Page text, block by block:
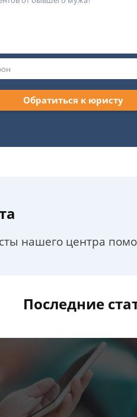
Обратиться к юристу
нашего центра
Последние